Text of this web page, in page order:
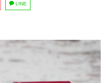
LINE